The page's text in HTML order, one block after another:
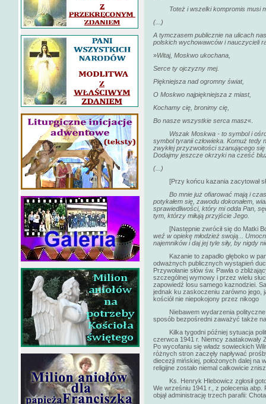
Toteż i wszelki kompromis musi
(...)
A tymczasem publicznie na ulicach
polskich wychowawców i nauczycieli
»Witaj, Moskwo ukochana,
Serce ty ojczyzny mej.
Piękniejsza nad ogromny świat,
O Moskwo najpiękniejsza z miast,
Kochamy cię, bronimy cię,
Bo nasze wszystkie serca masz«.
Wszak Moskwa - to symbol i
symbol tyranii człowieka. Komuż tedy
zwykłej przyzwoitości szanującego
Dodajmy jeszcze okrzyki na cześć
(...)
[Przy końcu kazania zacytował
Bo mnie już ofiarować mają i
potykałem się, zawodu dokonałem,
sprawiedliwości, który mi odda Pan,
tym, którzy miłują przyjście Jego.
[Następnie zwrócił się do Matki
weź w opiekę młodzież swoją...
najemników i daj jej tyle siły, by nigdy
Kazanie to zapadło głęboko w
odważnych publicznych wystąpień
Przywołanie słów św. Pawła o
szczególnej wymowy i przez wielu
zapowiedź losu samego kaznodziei.
jednak ku zaskoczeniu zarówno jego,
kościół nie niepokojony przez nikogo
Niebawem wydarzenia polityczne
sposób bezpośredni zaważyć także
Kilka tygodni później sytuacja
czerwca 1941 r. Niemcy
Po wycofaniu się władz sowieckich
różnych stron zaczęły napływać
diecezji mińskiej, położonych dalej na
religijne zostało niemal całkowicie
Ks. Henryk Hlebowicz zgłosił
We wrześniu 1941 r., z polecenia abp.
objął administrację trzech parafii: